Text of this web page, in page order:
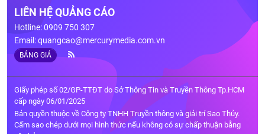
LIÊN HỆ QUẢNG CÁO
Hotline: 0909 750 307
Email:quangcao@mercurymedia.com.vn
BẢNG GIÁ
Giấy phép số 02/GP-TTĐT do Sở Thông Tin và Truyền Thông Tp.HCM
cấp ngày 06/01/2025
Bản quyền thuộc về Công ty TNHH Truyền thông và giải trí Sao Thủy.
Cấm sao chép dưới mọi hình thức nếu không có sự chấp thuận bằng